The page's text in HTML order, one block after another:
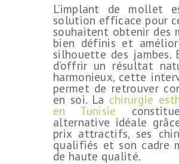
L’implant de mollet
solution efficace pour
souhaitent obtenir des
bien définis et
silhouette des jambes.
d’offrir un résultat
harmonieux, cette
permet de retrouver
en soi. La chirurgie
en Tunisie
alternative idéale
prix attractifs, ses
qualifiés et son cadre
de haute qualité.